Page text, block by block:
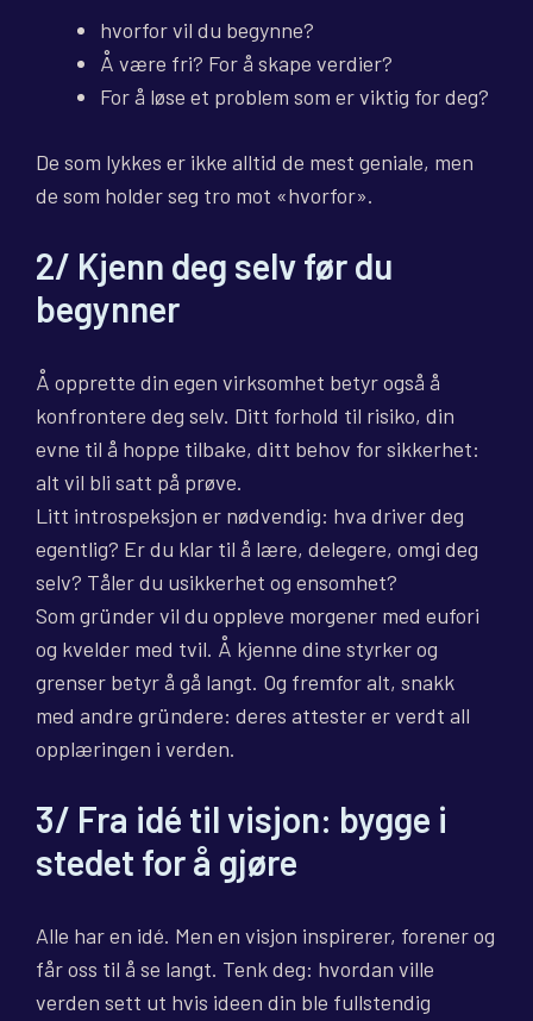
hvorfor vil du begynne?
Å være fri? For å skape verdier?
For å løse et problem som er viktig for deg?
De som lykkes er ikke alltid de mest geniale, men
de som holder seg tro mot «hvorfor».
2/ Kjenn deg selv før du
begynner
Å opprette din egen virksomhet betyr også å
konfrontere deg selv. Ditt forhold til risiko, din
evne til å hoppe tilbake, ditt behov for sikkerhet:
alt vil bli satt på prøve.
Litt introspeksjon er nødvendig: hva driver deg
egentlig? Er du klar til å lære, delegere, omgi deg
selv? Tåler du usikkerhet og ensomhet?
Som gründer vil du oppleve morgener med eufori
og kvelder med tvil. Å kjenne dine styrker og
grenser betyr å gå langt. Og fremfor alt, snakk
med andre gründere: deres attester er verdt all
opplæringen i verden.
3/ Fra idé til visjon: bygge i
stedet for å gjøre
Alle har en idé. Men en visjon inspirerer, forener og
får oss til å se langt. Tenk deg: hvordan ville
verden sett ut hvis ideen din ble fullstendig